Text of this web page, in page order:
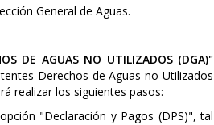
General de Aguas.
DE AGUAS NO UTILIZADOS (DGA)"
Derechos de Aguas no Utilizados
realizar los siguientes pasos:
"Declaración y Pagos (DPS)", tal